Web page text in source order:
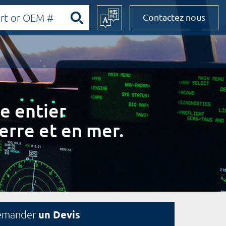
Contactez nous
entier
et en mer.
un Devis